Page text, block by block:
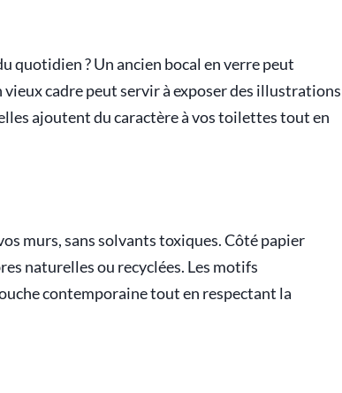
quotidien ? Un ancien bocal en verre peut
cadre peut servir à exposer des illustrations
ajoutent du caractère à vos toilettes tout en
murs, sans solvants toxiques. Côté papier
naturelles ou recyclées. Les motifs
contemporaine tout en respectant la